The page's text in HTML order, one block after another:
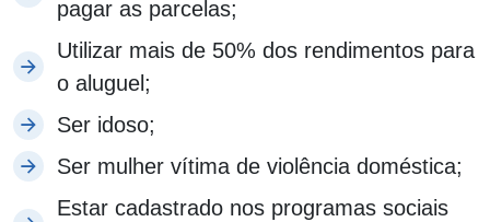
pagar as parcelas;
Utilizar mais de 50% dos rendimentos para
o aluguel;
Ser idoso;
Ser mulher vítima de violência doméstica;
Estar cadastrado nos programas sociais